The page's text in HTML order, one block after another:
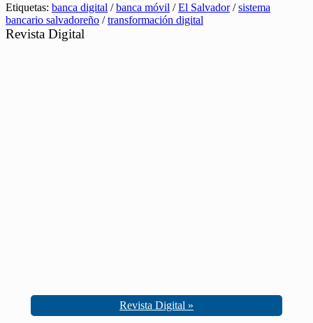
Etiquetas: banca digital /banca móvil /El Salvador/sistema
bancario salvadoreño /transformación digital
Revista Digital
Revista Digital »